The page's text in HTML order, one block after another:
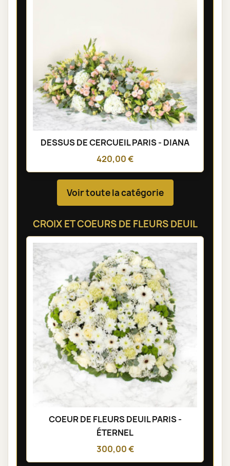
DESSUS DE CERCUEIL PARIS - DIANA
420,00 €
Voir toute la catégorie
CROIX ET COEURS DE FLEURS DEUIL
COEUR DE FLEURS DEUIL PARIS -
ÉTERNEL
300,00 €